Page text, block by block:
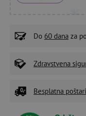
Do 60 dana za
Zdravstvena
Besplatna